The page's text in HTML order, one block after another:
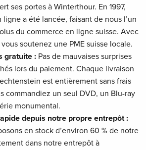
ses portes à Winterthour. En 1997,
a été lancée, faisant de nous l’un
du commerce en ligne suisse. Avec
soutenez une PME suisse locale.
gratuite : Pas de mauvaises surprises
lors du paiement. Chaque livraison
est entièrement sans frais
commandiez un seul DVD, un Blu-ray
monumental.
depuis notre propre entrepôt :
en stock d’environ 60 % de notre
dans notre entrepôt à